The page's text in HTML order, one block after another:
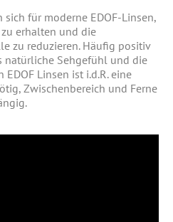
für moderne EDOF-Linsen,
erhalten und die
zu reduzieren. Häufig positiv
natürliche Sehgefühl und die
Linsen ist i.d.R. eine
Zwischenbereich und Ferne